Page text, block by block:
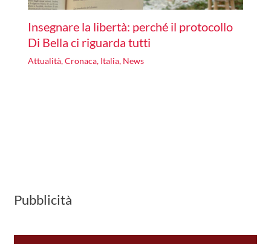
Insegnare la libertà: perché il protocollo
Di Bella ci riguarda tutti
Attualità,Cronaca, Italia, News
Pubblicità